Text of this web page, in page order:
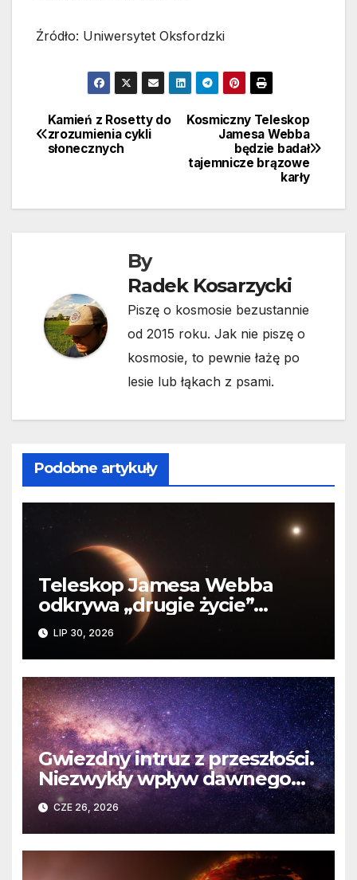
Źródło: Uniwersytet Oksfordzki
Nawigacja
wpisu
Kosmiczny Teleskop
Jamesa Webba
będzie badał
tajemnicze brązowe
karły
Kamień z Rosetty do
zrozumienia cykli
słonecznych
By
Radek Kosarzycki
Piszę o kosmosie bezustannie
od 2015 roku. Jak nie piszę o
kosmosie, to pewnie łażę po
lesie lub łąkach z psami.
Podobne artykuły
Teleskop Jamesa Webba
odkrywa „drugie życie”
planety krążącej wokół
martwej gwiazdy
LIP 30, 2026
Gwiezdny intruz z przeszłości.
Niezwykły wpływ dawnego
spotkania na komety Układu
Słonecznego
CZE 26, 2026